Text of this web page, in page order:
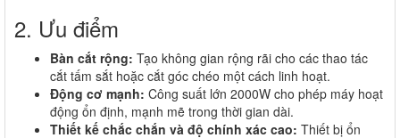
2. Ưu điểm
Bàn cắt rộng: Tạo không gian rộng rãi cho các thao tác
cắt tấm sắt hoặc cắt góc chéo một cách linh hoạt.
Động cơ mạnh: Công suất lớn 2000W cho phép máy hoạt
động ổn định, mạnh mẽ trong thời gian dài.
Thiết kế chắc chắn và độ chính xác cao: Thiết bị ổn